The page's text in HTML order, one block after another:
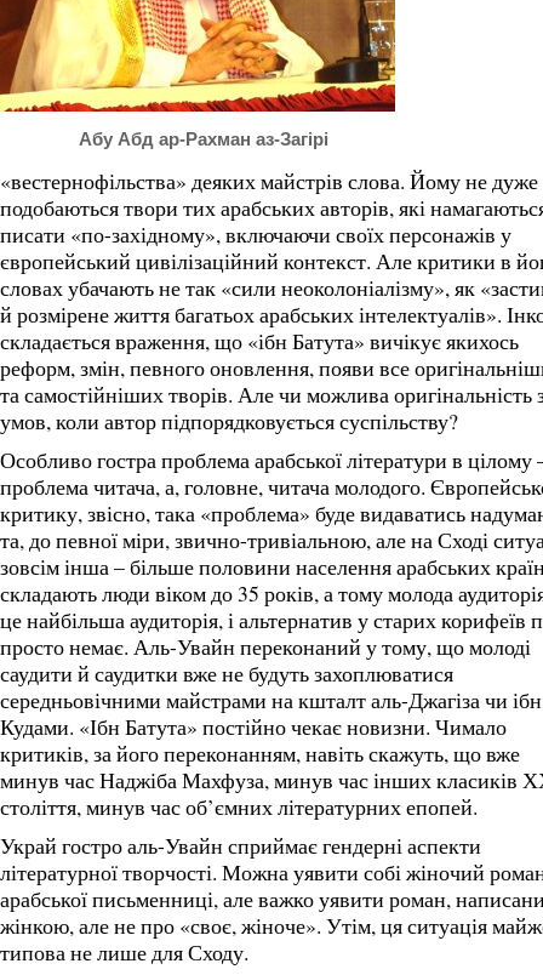
Абу Абд ар-Рахман аз-Загірі
«вестернофільства» деяких майстрів слова. Йому не дуже
подобаються твори тих арабських авторів, які
писати «по-західному», включаючи своїх персонажів у
європейський цивілізаційний контекст. Але критики в
словах убачають не так «сили неоколоніалізму», як
й розмірене життя багатьох арабських інтелектуалів».
складається враження, що «ібн Батута» вичікує якихось
реформ, змін, певного оновлення, появи все
та самостійніших творів. Але чи можлива оригінальність
умов, коли автор підпорядковується суспільству?
Особливо гостра проблема арабської літератури в цілому
проблема читача, а, головне, читача молодого.
критику, звісно, така «проблема» буде видаватись
та, до певної міри, звично-тривіальною, але на Сході
зовсім інша – більше половини населення арабських
складають люди віком до 35 років, а тому молода
це найбільша аудиторія, і альтернатив у старих корифеїв
просто немає. Аль-Увайн переконаний у тому, що молоді
саудити й саудитки вже не будуть захоплюватися
середньовічними майстрами на кшталт аль-Джагіза чи ібн
Кудами. «Ібн Батута» постійно чекає новизни. Чимало
критиків, за його переконанням, навіть скажуть, що вже
минув час Наджіба Махфуза, минув час інших класиків
століття, минув час об’ємних літературних епопей.
Украй гостро аль-Увайн сприймає гендерні аспекти
літературної творчості. Можна уявити собі жіночий
арабської письменниці, але важко уявити роман,
жінкою, але не про «своє, жіноче». Утім, ця ситуація
типова не лише для Сходу.